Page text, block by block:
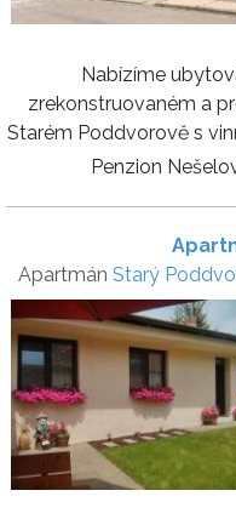
Nabízíme
zrekonstruovaném a
Starém Poddvorově s
Penzion
Apartmán Starý